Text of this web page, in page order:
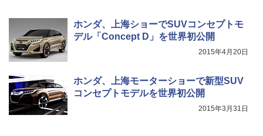
ホンダ、上海ショーでSUVコンセプトモ
デル「Concept D」を世界初公開
2015年4月20日
ホンダ、上海モーターショーで新型SUV
コンセプトモデルを世界初公開
2015年3月31日